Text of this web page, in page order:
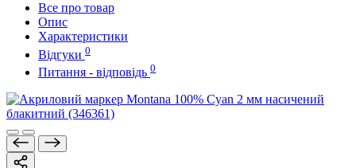
Все про товар
Опис
Характеристики
Відгуки 0
Питання - відповідь 0